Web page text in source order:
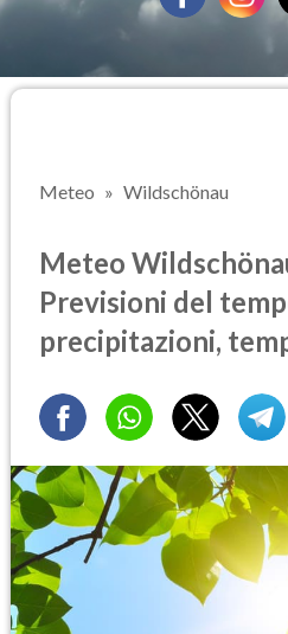
Meteo Wildschönau
Meteo
Previsioni del
precipitazioni,